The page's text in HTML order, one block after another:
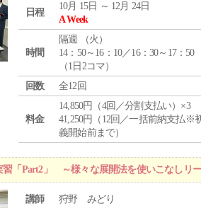
日程
10月 15日 ～ 12月 24日
A Week
時間
隔週 （火 ）
14：50～16：10／16：30～17：50
（1日2コマ）
回数
全12回
料金
14,850円（4回／分割支払い）×3
41,250円（12回／一括前納支払※
義開始前まで）
習「Part2」 ～様々な展開法を使いこなしリ
講師 狩野 みどり